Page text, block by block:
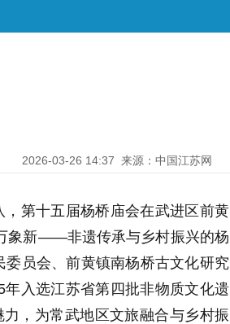
2026-03-26 14:37 来源：中国江苏网
第十五届杨桥庙会在武进区前黄
象新——非遗传承与乡村振兴的杨
员会、前黄镇南杨桥古文化研究
入选江苏省第四批非物质文化遗
，为常武地区文旅融合与乡村振